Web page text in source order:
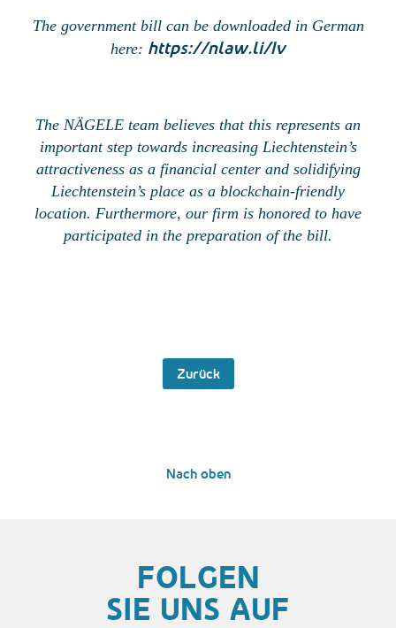
The government bill can be downloaded in German
here: https://nlaw.li/1v
The NÄGELE team believes that this represents an
important step towards increasing Liechtenstein’s
attractiveness as a financial center and solidifying
Liechtenstein’s place as a blockchain-friendly
location. Furthermore, our firm is honored to have
participated in the preparation of the bill.
Zurück
Nach oben
FOLGEN
SIE UNS AUF